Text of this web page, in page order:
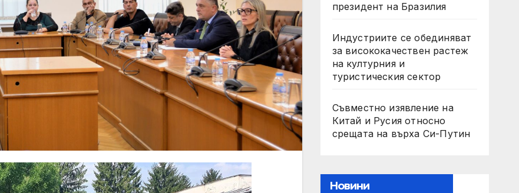
президент на Бразилия
Индустриите се обединяват
за висококачествен растеж
на културния и
туристическия сектор
Съвместно изявление на
Китай и Русия относно
срещата на върха Си-Путин
Новини